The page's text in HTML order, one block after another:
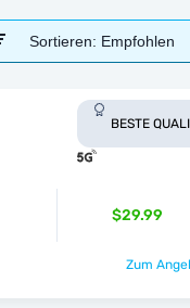
Sortieren: Empfohlen
BESTE
$29.99
Zum